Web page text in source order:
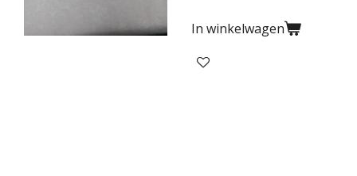
In winkelwagen